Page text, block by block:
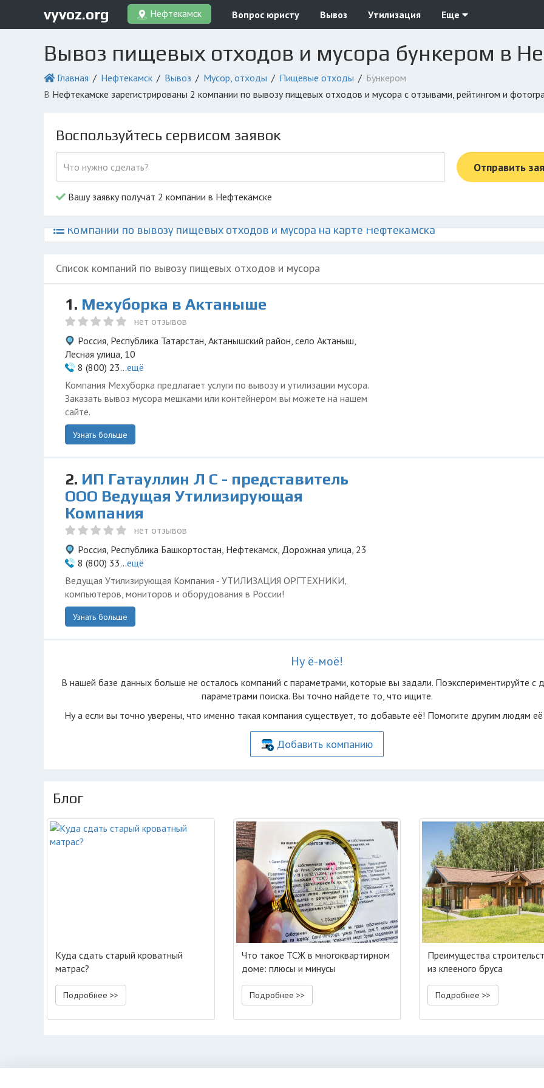
vyvoz.org Нефтекамск Вопрос юристу Вывоз Утилизация Еще
Вывоз пищевых отходов и мусора бункером в
Главная Нефтекамск Вывоз Мусор, отходы Пищевые отходы
Бункером
в Нефтекамске зарегистрированы 2 компании по вывозу пищевых отходов и мусора с отзывами, рейтингом и
Воспользуйтесь сервисом заявок
Отправить
Вашу заявку получат 2 компании в Нефтекамске
Компании по вывозу пищевых отходов и мусора на карте Нефтекамска
Список компаний по вывозу пищевых отходов и мусора
1. Мехуборка в Актаныше
нет отзывов
Россия, Республика Татарстан, Актанышский район, село Актаныш,
Лесная улица, 10
8 (800) 23...ещё
Компания Мехуборка предлагает услуги по вывозу и утилизации мусора.
Заказать вывоз мусора мешками или контейнером вы можете на нашем
сайте.
Узнать больше
2. ИП Гатауллин Л С - представитель
ООО Ведущая Утилизирующая
Компания
нет отзывов
Россия, Республика Башкортостан, Нефтекамск, Дорожная улица, 23
8 (800) 33...ещё
Ведущая Утилизирующая Компания - УТИЛИЗАЦИЯ ОРГТЕХНИКИ,
компьютеров, мониторов и оборудования в России!
Узнать больше
Ну ё-моё!
В нашей базе данных больше не осталоcь компаний с параметрами, которые вы задали. Поэкспериментируйте с
параметрами поиска. Вы точно найдете то, что ищите.
Ну а если вы точно уверены, что именно такая компания существует, то добавьте её! Помогите другим людям
Добавить компанию
Блог
Куда сдать старый кроватный
матрас?
Подробнее >>
Что такое ТСЖ в многоквартирном
доме: плюсы и минусы
Подробнее >>
Преимущества
из клееного бруса
Подробнее >>